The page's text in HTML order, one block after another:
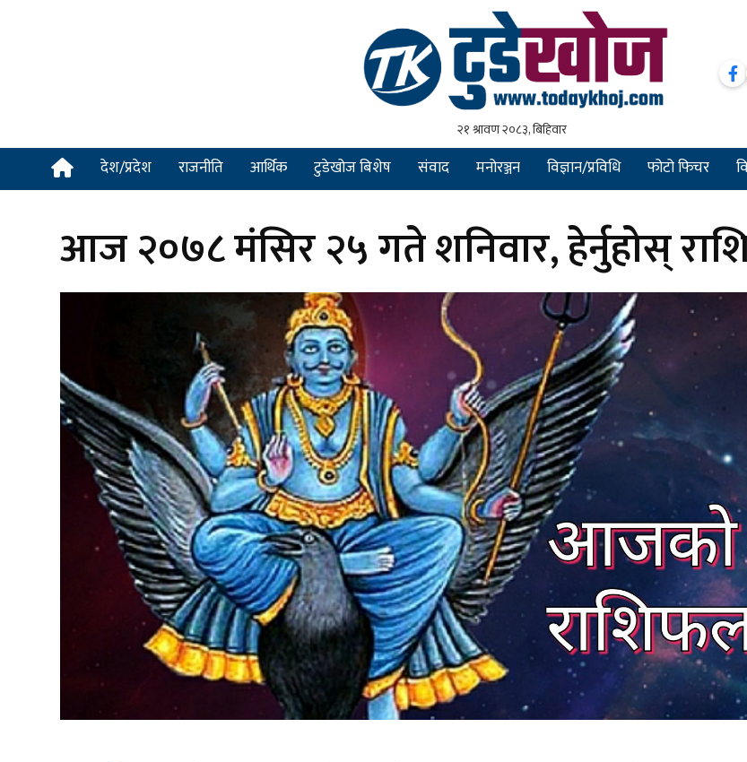
देश/प्रदेश राजनीति आर्थिक टुडेखोज बिशेष संवाद मनोरञ्जन विज्ञान/प्रविधि फोटो फिचर
आज २०७८ मंसिर २५ गते शनिवार, हेर्नुहोस्